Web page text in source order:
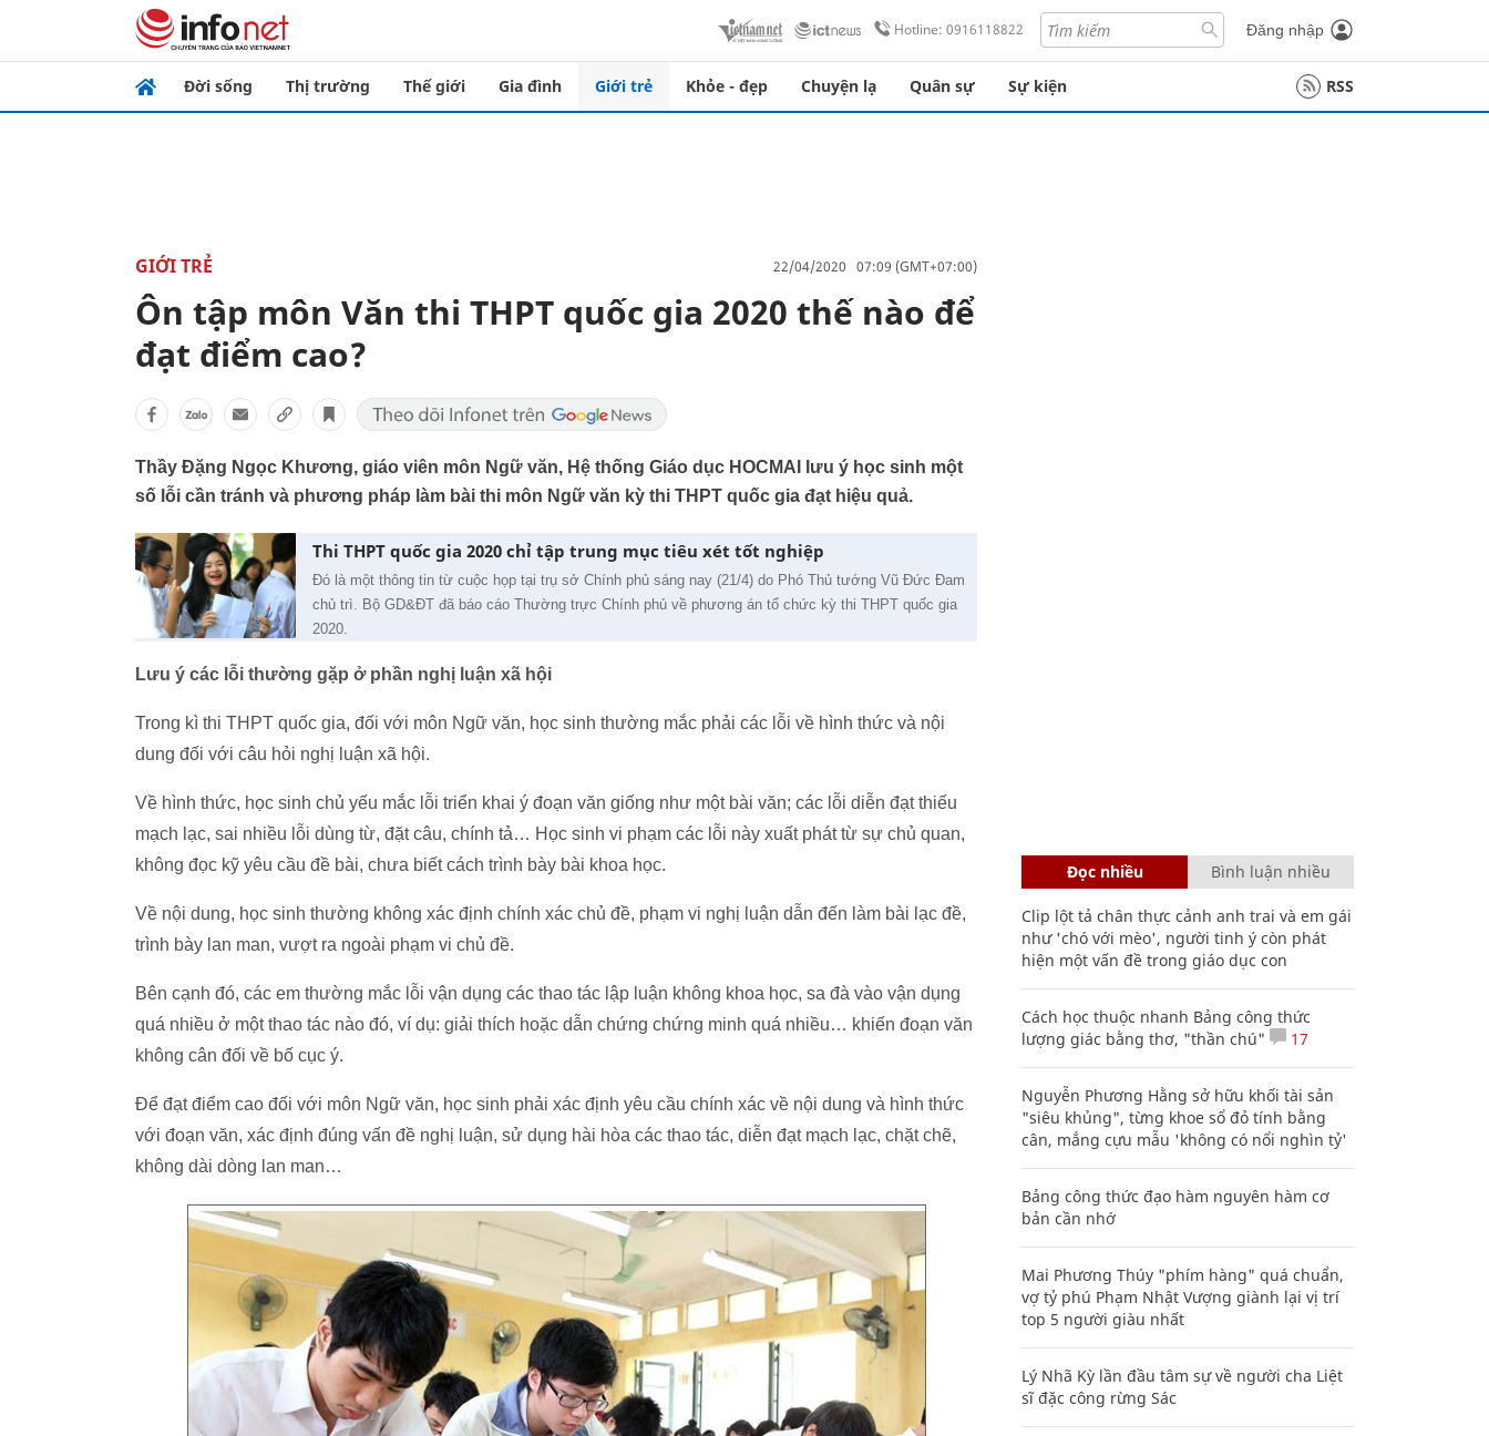
Hotline: 0916118822 Đăng nhập
Đời sống Thị trường Thế giới Gia đình Giới trẻ Khỏe - đẹp Chuyện lạ Quân sự Sự kiện RSS
GIỚI TRẺ 22/04/2020 07:09 (GMT+07:00)
Ôn tập môn Văn thi THPT quốc gia 2020 thế nào để
đạt điểm cao?
Thầy Đặng Ngọc Khương, giáo viên môn Ngữ văn, Hệ thống Giáo dục HOCMAI lưu ý học sinh một
số lỗi cần tránh và phương pháp làm bài thi môn Ngữ văn kỳ thi THPT quốc gia đạt hiệu quả.
Thi THPT quốc gia 2020 chỉ tập trung mục tiêu xét tốt nghiệp
Đó là một thông tin từ cuộc họp tại trụ sở Chính phủ sáng nay (21/4) do Phó Thủ tướng Vũ Đức Đam
chủ trì. Bộ GD&ĐT đã báo cáo Thường trực Chính phủ về phương án tổ chức kỳ thi THPT quốc gia
2020.
Lưu ý các lỗi thường gặp ở phần nghị luận xã hội
Trong kì thi THPT quốc gia, đối với môn Ngữ văn, học sinh thường mắc phải các lỗi về hình thức và nội
dung đối với câu hỏi nghị luận xã hội.
Về hình thức, học sinh chủ yếu mắc lỗi triển khai ý đoạn văn giống như một bài văn; các lỗi diễn đạt thiếu
mạch lạc, sai nhiều lỗi dùng từ, đặt câu, chính tả… Học sinh vi phạm các lỗi này xuất phát từ sự chủ quan,
không đọc kỹ yêu cầu đề bài, chưa biết cách trình bày bài khoa học.
Về nội dung, học sinh thường không xác định chính xác chủ đề, phạm vi nghị luận dẫn đến làm bài lạc đề,
trình bày lan man, vượt ra ngoài phạm vi chủ đề.
Bên cạnh đó, các em thường mắc lỗi vận dụng các thao tác lập luận không khoa học, sa đà vào vận dụng
quá nhiều ở một thao tác nào đó, ví dụ: giải thích hoặc dẫn chứng chứng minh quá nhiều… khiến đoạn văn
không cân đối về bố cục ý.
Để đạt điểm cao đối với môn Ngữ văn, học sinh phải xác định yêu cầu chính xác về nội dung và hình thức
với đoạn văn, xác định đúng vấn đề nghị luận, sử dụng hài hòa các thao tác, diễn đạt mạch lạc, chặt chẽ,
không dài dòng lan man…
Đọc nhiều Bình luận nhiều
Clip lột tả chân thực cảnh anh trai và em gái
như 'chó với mèo', người tinh ý còn phát
hiện một vấn đề trong giáo dục con
Cách học thuộc nhanh Bảng công thức
lượng giác bằng thơ, "thần chú"
17
Nguyễn Phương Hằng sở hữu khối tài sản
"siêu khủng", từng khoe sổ đỏ tính bằng
cân, mắng cựu mẫu 'không có nổi nghìn tỷ'
Bảng công thức đạo hàm nguyên hàm cơ
bản cần nhớ
Mai Phương Thúy "phím hàng" quá chuẩn,
vợ tỷ phú Phạm Nhật Vượng giành lại vị trí
top 5 người giàu nhất
Lý Nhã Kỳ lần đầu tâm sự về người cha Liệt
sĩ đặc công rừng Sác